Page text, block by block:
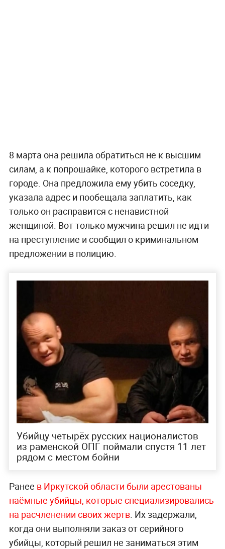
8 марта она решила обратиться не к высшим
силам, а к попрошайке, которого встретила в
городе. Она предложила ему убить соседку,
указала адрес и пообещала заплатить, как
только он расправится с ненавистной
женщиной. Вот только мужчина решил не идти
на преступление и сообщил о криминальном
предложении в полицию.
Убийцу четырёх русских националистов
из раменской ОПГ поймали спустя 11 лет
рядом с местом бойни
Ранее в Иркутской области были арестованы
наёмные убийцы, которые специализировались
на расчленении своих жертв. Их задержали,
когда они выполняли заказ от серийного
убийцы, который решил не заниматься этим